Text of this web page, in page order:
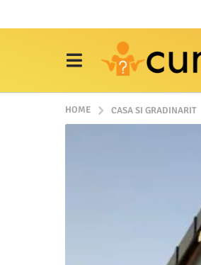
HOME CASA SI GRADINARIT